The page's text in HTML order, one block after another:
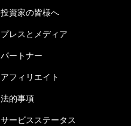
投資家の皆様へ
プレスとメディア
パートナー
アフィリエイト
法的事項
サービスステータス